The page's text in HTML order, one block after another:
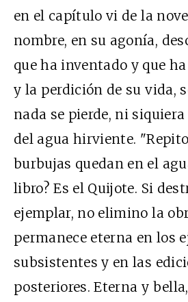
en el capítulo vi de la
nombre, en su agonía,
que ha inventado y que
y la perdición de su vida,
nada se pierde, ni
del agua hirviente.
burbujas quedan en el
libro? Es el Quijote. Si
ejemplar, no elimino la
permanece eterna en los
subsistentes y en las
posteriores. Eterna y